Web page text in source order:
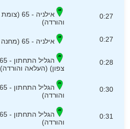
0:27
אילניה
והורדה)
0:27 אילניה - 65 (מחנה נפתלי) (העלאה והורדה)
0:28
צפון) (העלאה והורדה)
0:30
והורדה)
0:31
והורדה)